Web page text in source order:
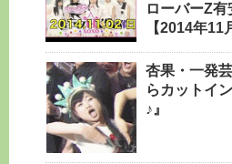
ローバーZ
【2014年
杏果・一発
らカットイ
♪』